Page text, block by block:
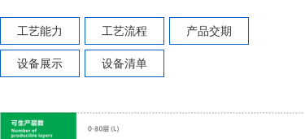
加
工艺能力 工艺流程 产品交期
设备展示 设备清单